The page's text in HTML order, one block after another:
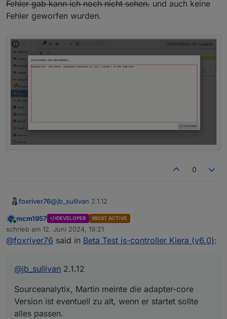
Fehler gab kann ich noch nicht sehen. und auch keine
Fehler geworfen wurden.
0
foxriver76@jb_sullivan 2.1.12
Sourceanalytix, Martin meinte die adapter-core
Version ist eventuell zu alt, wenn er startet sollte
alles passen.
Online
mcm1957 DEVELOPER MOST ACTIVE
schrieb am 12. Juni 2024, 19:21
zuletzt editiert von
@foxriver76 said in Beta Test js-controller Kiera (v6.0):
@jb_sullivan 2.1.12
Sourceanalytix, Martin meinte die adapter-core
Version ist eventuell zu alt, wenn er startet sollte
alles passen.